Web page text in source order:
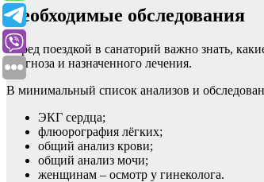
Необходимые обследования
Перед поездкой в санаторий важно знать,
диагноза и назначенного лечения.
В минимальный список анализов и
ЭКГ сердца;
флюорография лёгких;
общий анализ крови;
общий анализ мочи;
женщинам – осмотр у гинеколога.